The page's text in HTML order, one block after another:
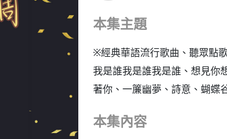
本集主題
※經典華語流行歌曲、聽眾點歌
我是誰我是誰我是誰、想見你
著你、一簾幽夢、詩意、蝴蝶
本集內容